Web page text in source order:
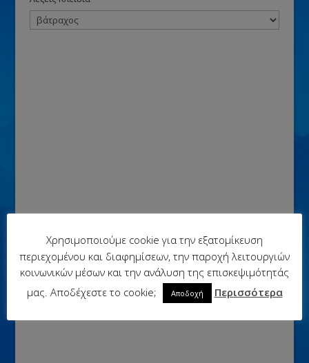
Χρησιμοποιούμε cookie για την εξατομίκευση
περιεχομένου και διαφημίσεων, την παροχή λειτουργιών
κοινωνικών μέσων και την ανάλυση της επισκεψιμότητάς
μας. Αποδέχεστε το cookie;
Αποδοχή Περισσότερα